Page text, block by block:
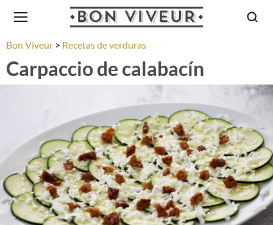
Bon Viveur Recetas de verduras
Carpaccio de calabacín